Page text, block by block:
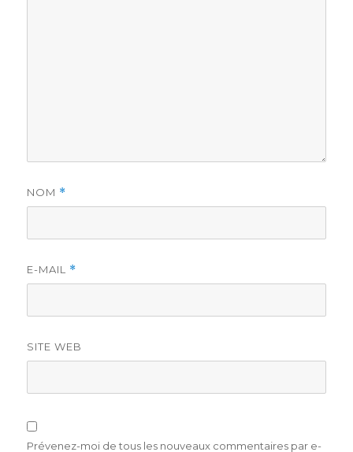
NOM *
E-MAIL *
SITE WEB
Prévenez-moi de tous les nouveaux commentaires par e-